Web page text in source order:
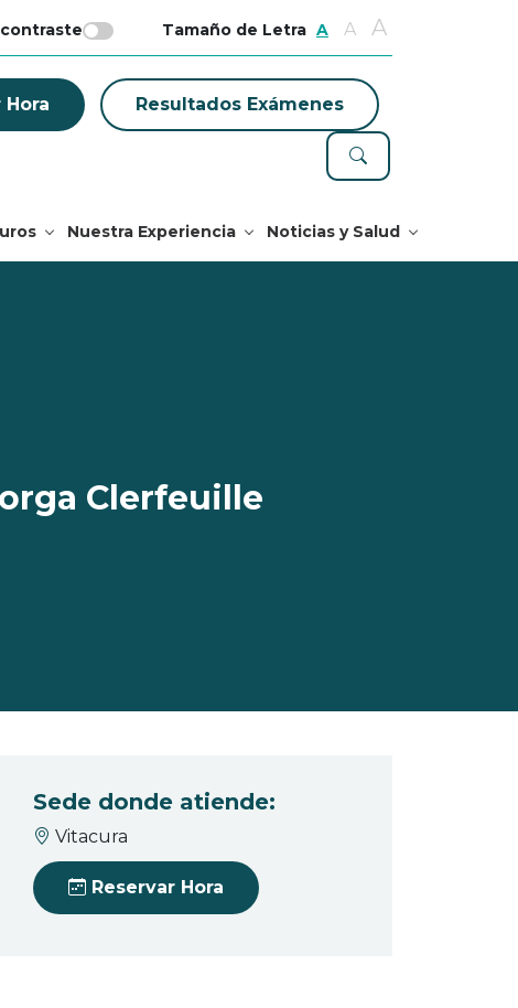
Tamaño de Letra A A A
Hora Resultados Exámenes
Nuestra Experiencia Noticias y Salud
Clerfeuille
Sede donde atiende:
Vitacura
Reservar Hora